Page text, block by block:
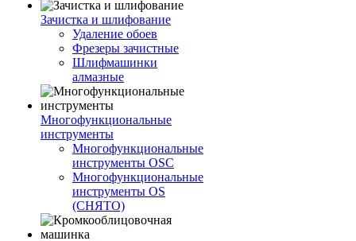
Зачистка и шлифование
Удаление обоев
Фрезеры зачистные
Шлифмашинки
алмазные
Многофункциональные
инструменты
Многофункциональные
инструменты OSC
Многофункциональные
инструменты OS
(СНЯТО)